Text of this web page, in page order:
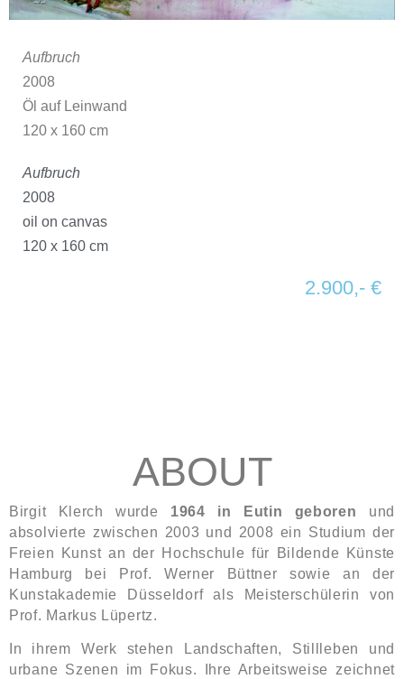
Aufbruch
2008
Öl auf Leinwand
120 x 160 cm
Aufbruch
2008
oil on canvas
120 x 160 cm
2.900,- €
ABOUT
Birgit Klerch wurde 1964 in Eutin geboren und
absolvierte zwischen 2003 und 2008 ein Studium der
Freien Kunst an der Hochschule für Bildende Künste
Hamburg bei Prof. Werner Büttner sowie an der
Kunstakademie Düsseldorf als Meisterschülerin von
Prof. Markus Lüpertz.
In ihrem Werk stehen Landschaften, Stillleben und
urbane Szenen im Fokus. Ihre Arbeitsweise zeichnet